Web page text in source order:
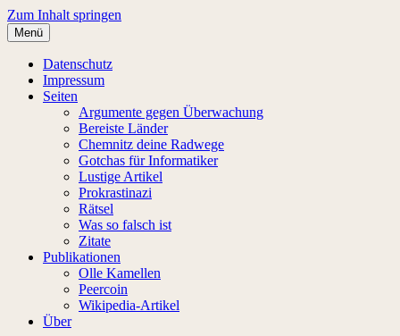
Zum Inhalt springen
Menü
Datenschutz
Impressum
Seiten
Argumente gegen Überwachung
Bereiste Länder
Chemnitz deine Radwege
Gotchas für Informatiker
Lustige Artikel
Prokrastinazi
Rätsel
Was so falsch ist
Zitate
Publikationen
Olle Kamellen
Peercoin
Wikipedia-Artikel
Über